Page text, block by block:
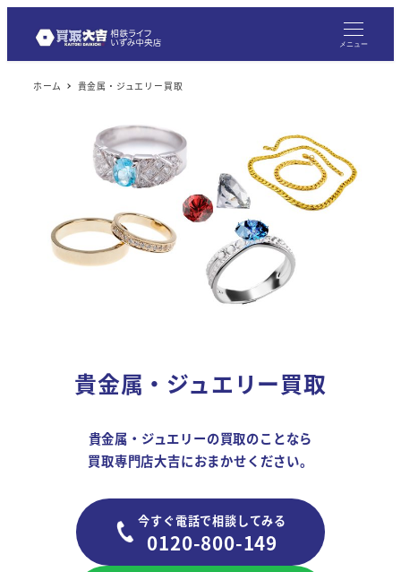
メニュー
ホーム 貴金属・ジュエリー買取
貴金属・ジュエリー買取
貴金属・ジュエリーの買取のことなら
買取専門店大吉におまかせください。
今すぐ電話で相談してみる
0120-800-149